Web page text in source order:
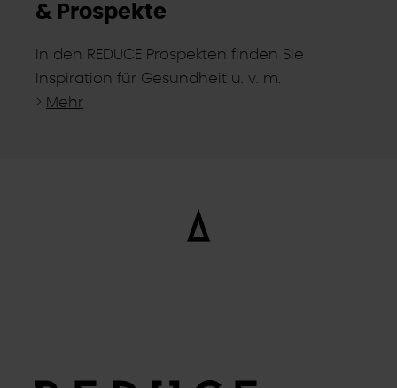
& Prospekte
In den REDUCE Prospekten finden Sie
Inspiration für Gesundheit u. v. m.
> Mehr